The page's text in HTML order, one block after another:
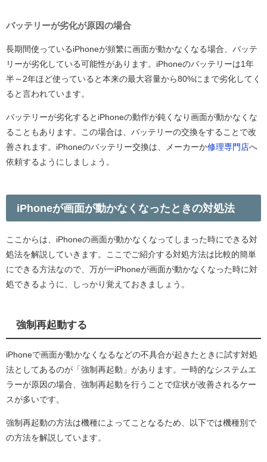
バッテリーが劣化が原因の場合
長期間使っているiPhoneが頻繁に画面が動かなくなる場合、バッテ
リーが劣化している可能性があります。iPhoneのバッテリーは1年
半～2年ほど使っていると本来の最大容量から80%にまで劣化してく
ると言われています。
バッテリーが劣化するとiPhoneの動作が鈍くなり画面が動かなくな
ることもあります。この場合は、バッテリーの交換をすることで改
善されます。iPhoneのバッテリー交換は、メーカーか修理専門店へ
依頼するようにしましょう。
iPhoneが画面が動かなくなったときの対処法
ここからは、iPhoneの画面が動かなくなってしまった時にできる対
処法を解説していきます。ここでご紹介する対処方法は比較的簡単
にできる方法なので、万が一iPhoneが画面が動かなくなった時に対
処できるように、しっかり覚えておきましょう。
強制再起動する
iPhoneで画面が動かなくなるなどの不具合が起きたときに試す対処
法としてあるのが「強制再起動」があります。一時的なシステムエ
ラーが原因の場合、強制再起動を行うことで症状が改善されるケー
スが多いです。
強制再起動の方法は機種によってことなるため、以下では機種別で
の方法を解説しています。